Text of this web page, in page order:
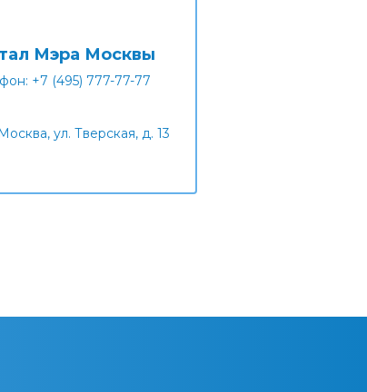
Мэра Москвы
+7 (495) 777-77-77
ул. Тверская, д. 13